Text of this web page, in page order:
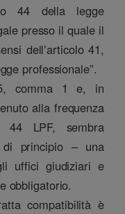
44 della legge
presso il quale il
dell’articolo 41,
professionale”.
5, comma 1 e, in
alla frequenza
LPF, sembra
principio – una
uffici giudiziari e
obbligatorio.
compatibilità è